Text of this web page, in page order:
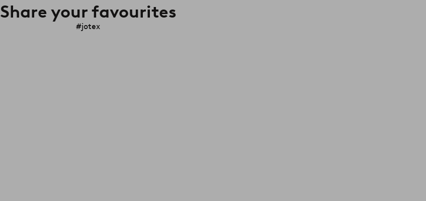
Share your favourites
#jotex